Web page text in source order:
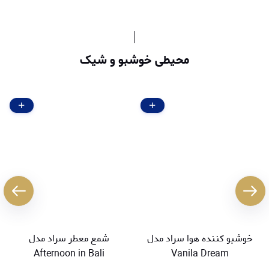
محیطی خوشبو و شیک
خوشبو کننده هوا سراد مدل
Vanila Dream
شمع معطر سراد مدل
Afternoon in Bali